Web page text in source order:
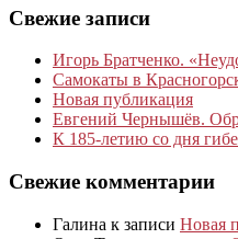
Свежие записи
Игорь Братченко.
Самокаты в
Новая публикация
Евгений Чернышёв.
К 185‑летию со дня
Свежие комментарии
Галина к записи Новая